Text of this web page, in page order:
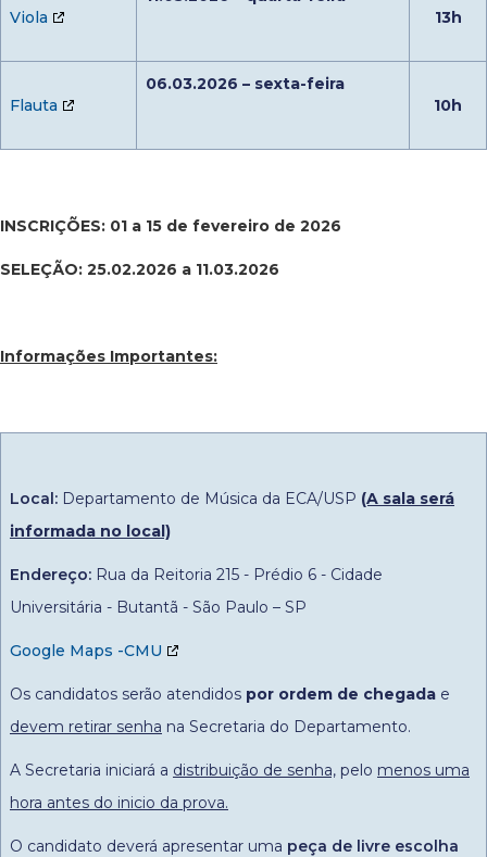
Viola
13h
Flauta
06.03.2026 – sexta-feira
10h
INSCRIÇÕES: 01 a 15 de fevereiro de 2026
SELEÇÃO: 25.02.2026 a 11.03.2026
Informações Importantes:
Local: Departamento de Música da ECA/USP (A sala será
informada no local)
Endereço: Rua da Reitoria 215 - Prédio 6 - Cidade
Universitária - Butantã - São Paulo – SP
Google Maps -CMU
Os candidatos serão atendidos por ordem de chegada e
devem retirar senha na Secretaria do Departamento.
A Secretaria iniciará a distribuição de senha, pelo menos uma
hora antes do inicio da prova.
O candidato deverá apresentar uma peça de livre escolha